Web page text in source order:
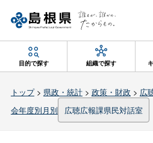
目的で探す 組織で探す
トップ> 県政・統計> 政策・財政 > 広
会年度別月別
広聴広報課県民対話室